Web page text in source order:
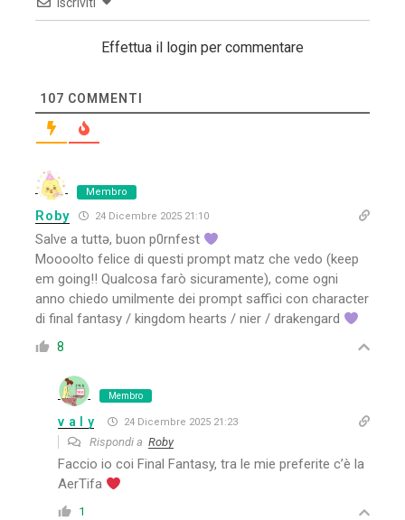
Iscriviti
Effettua il login per commentare
107 COMMENTI
Membro
Roby 24 Dicembre 2025 21:10
Salve a tuttə, buon p0rnfest
Moooolto felice di questi prompt matz che vedo (keep
em going!! Qualcosa farò sicuramente), come ogni
anno chiedo umilmente dei prompt saffici con character
di final fantasy / kingdom hearts / nier / drakengard
8
Membro
v a l y 24 Dicembre 2025 21:23
Rispondi aRoby
Faccio io coi Final Fantasy, tra le mie preferite c’è la
AerTifa
1